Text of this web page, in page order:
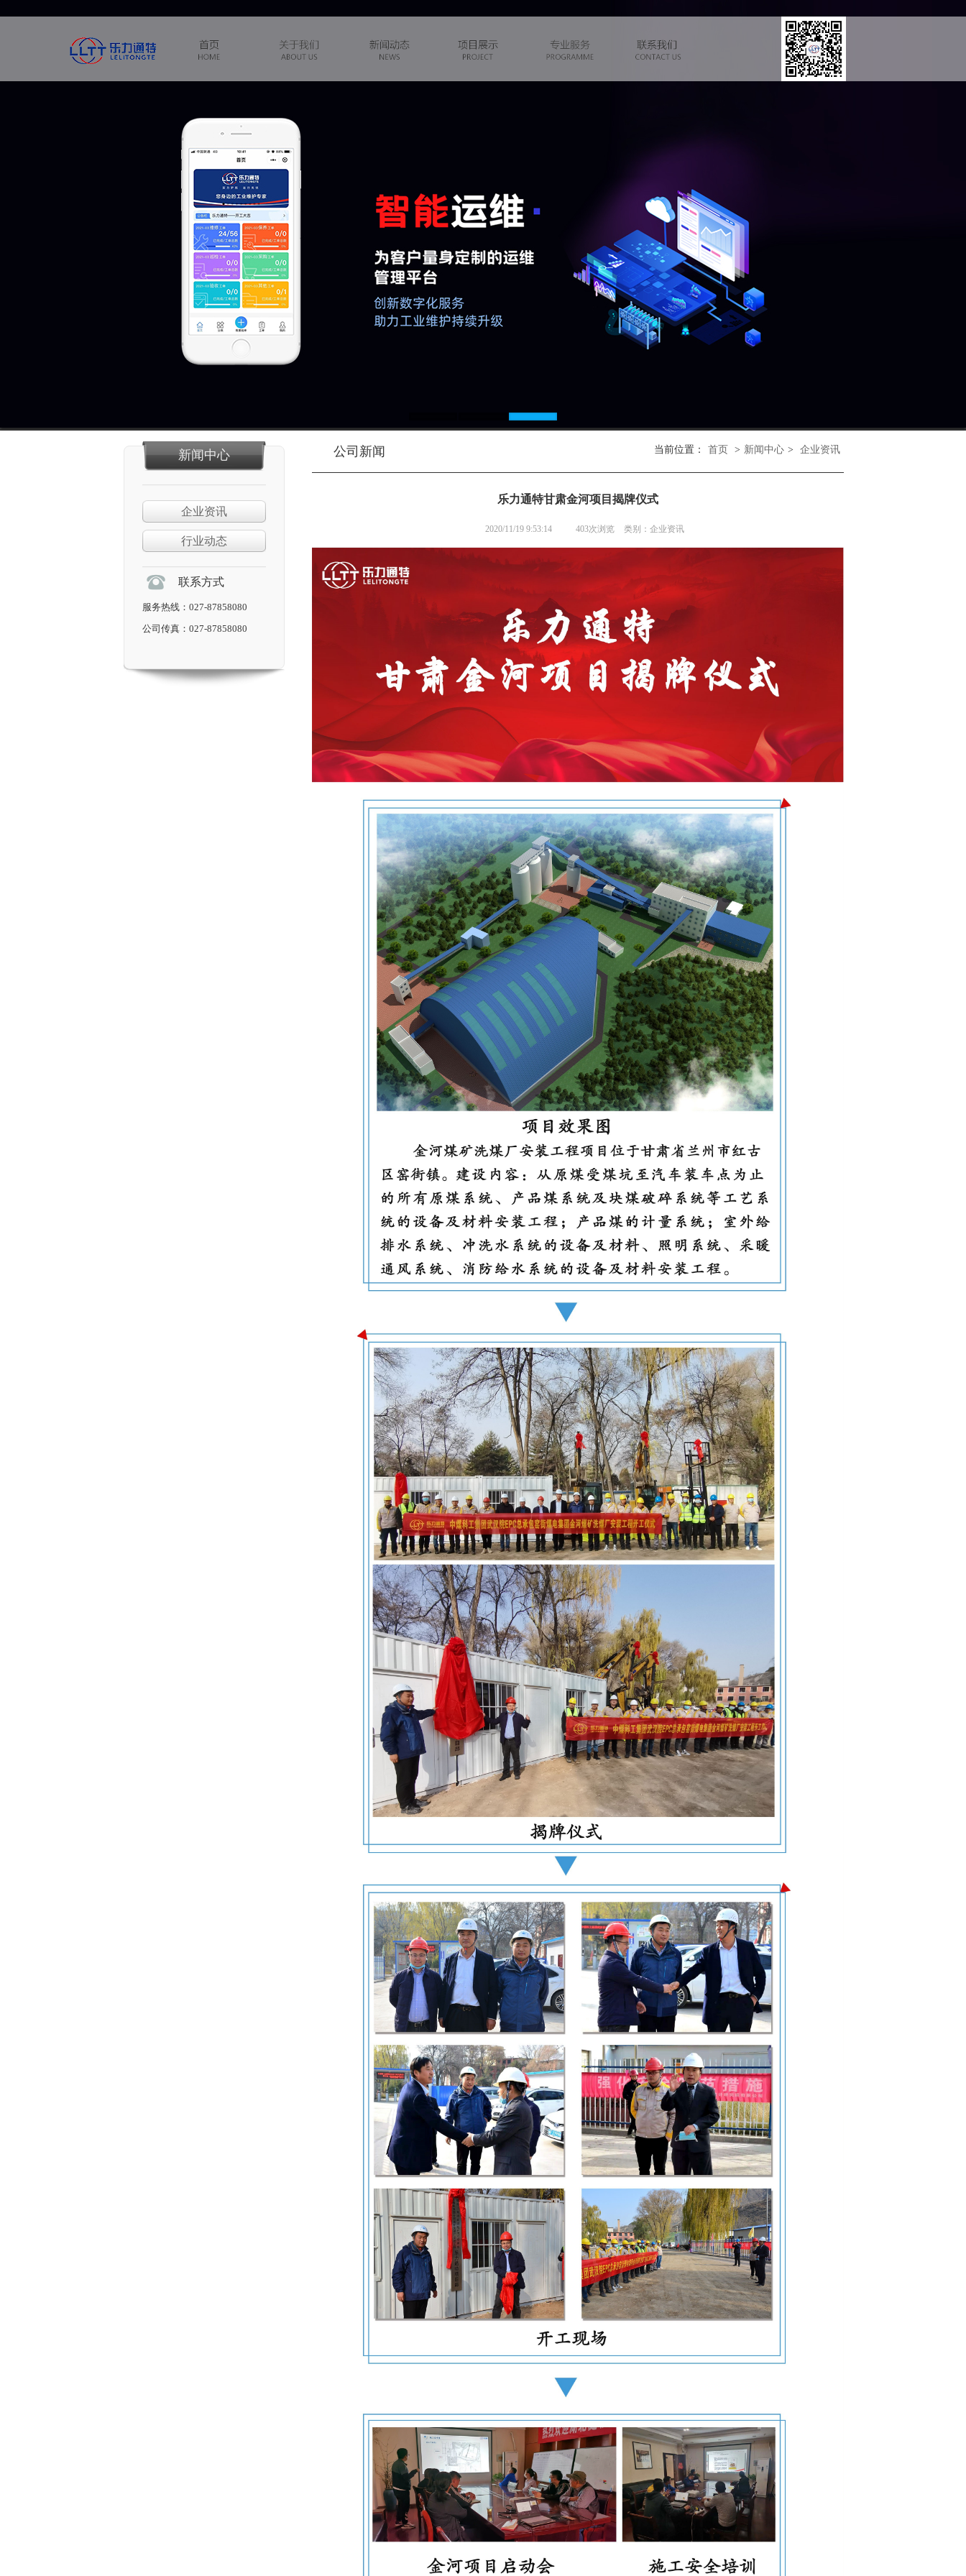
新闻中心
企业资讯
行业动态
联系方式
服务热线：027-87858080
公司传真：027-87858080
当前位置： 首页 > 新闻中心 > 企业资讯
公司新闻
乐力通特甘肃金河项目揭牌仪式
2020/11/19 9:53:14 403次浏览 类别：企业资讯